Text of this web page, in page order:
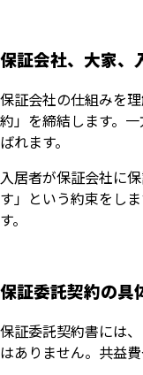
保証会社、大家、
保証会社の仕組みを
約」を締結します。
ばれます。
入居者が保証会社に
す」という約束をし
す。
保証委託契約の具
保証委託契約書には
はありません。共益